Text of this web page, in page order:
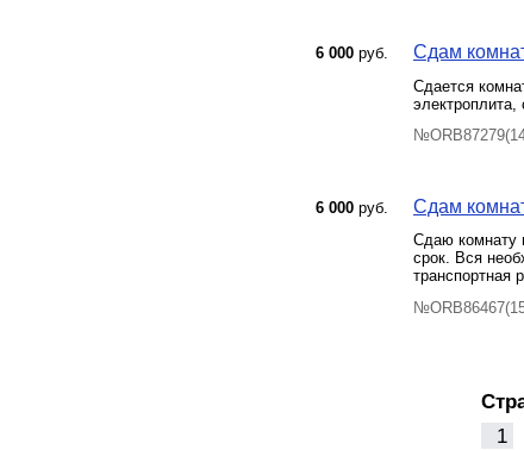
6 000 руб. Сдам
Сдается
6 000 руб. Сдам
Сдаю комнату
срок. Вся
транспортная
1